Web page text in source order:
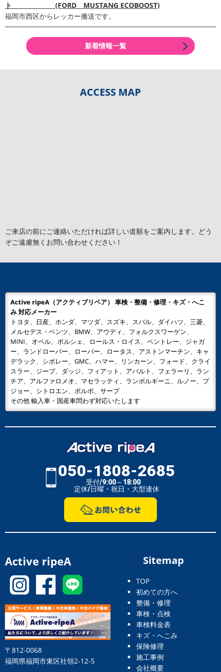
ト (FORD MUSTANG ECOBOOST)
福岡市西区からレッカー搬送です。
新着情報一覧
ACCESS MAP
ご来店の前にご連絡いただければ詳しい道順をご案内します。どう
ぞご遠慮無くお問い合わせください！
Active ripeA（アクティブリペア） 車検・整備・修理・キズ・へこ
み 対応メーカー
トヨタ、日産、ホンダ、マツダ、スズキ、スバル、ダイハツ、三菱、
メルセデス・ベンツ、BMW、アウディ、フォルクスワーゲン、
MINI、オペル、ポルシェ、ロールス・ロイス、ベントレー、ジャガ
ー、ランドローバー、ローバー、ロータス、アストンマーチン、キャ
デラック、シボレー、GMC、ハマー、リンカーン、フォード、クライ
スラー、ジープ、ダッジ、フィアット、アバルト、フェラーリ、ラン
チア、アルファロメオ、マセラッティ、ランボルギーニ、ルノー、プ
ジョー、シトロエン、ボルボ、サーブ
その他 輸入車・国産車問わず対応いたします
050-1808-2685
受付/9:00～18:00
定休/日曜・祝日・大型連休
Active ripeA
〒812-0068
福岡県福岡市東区社領2-12-5
Sitemap
TOP
初めての方へ
整備・修理
車検・点検
車検料金表
キズ・へこみ
保険修理
施工事例
会社概要